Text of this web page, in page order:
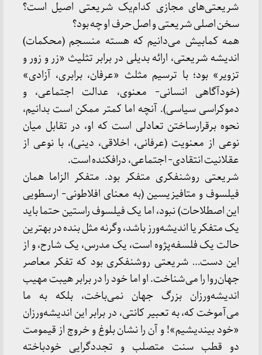
شریعتی‌های مجازی کدام‌یک شریعتی اصیل است؟
سخن اصلی شریعتی و اصل حرف او چه بود؟
همه کمابیش می‌دانیم که هسته منسجم (محکمات)
اندیشه شریعتی، ارائه بدیلی در برابر تثلیث «زر و زور و
تزویر» بود؛ با ترسیم مثلث «عرفان، برابری، آزادی»
(خودآگاهی انسانی- معنوی، عدالت اجتماعی، و
دموکراسی سیاسی). آنچه اما کمتر ممکن است بدانیم،
نحوه برقرارساختن تعادلی است که او، در تقابل میان
نوعی از معنویت (عرفانی، اخلاقی، دینی)، با نوعی از
عقلانیت انتقادی- اجتماعی، درافکنده است.
شریعتی روشنفکری متفکر بود. متفکر الزاما همان
فیلسوف و متافیزیسین (به معنای افلاطونی- ارسطویی
این اصطلاحات) نبود، اما یک فیلسوف راستین حتما باید
یک متفکر یا اندیشه‌ورز باشد، وگرنه مثل بنده در بهترین
حالت یک فلسفه‌پژوه است، یک مدرس، یک شارح، و از
این دست… شریعتی روشنفکری بود که تفکر معاصر
جهان‌روا را می‌شناخت. او اما خود را در برابر هیبت مهیب
اندیشه‌ورزان بزرگ جهان نمی‌باخت، بلکه به ما
می‌آموخت که، به تعبیر کانتی، در برابر این اندیشه‌ورزان
«خود بیندیشیم»! و آن‌ را نشان بلوغ و خروج از قیمومت
دو قطب سنت متصلب و تجددگرایی خودباخته